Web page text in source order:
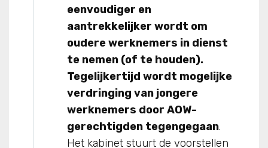
eenvoudiger en
aantrekkelijker wordt om
oudere werknemers in dienst
te nemen (of te houden).
Tegelijkertijd wordt mogelijke
verdringing van jongere
werknemers door AOW-
gerechtigden tegengegaan.
Het kabinet stuurt de voorstellen